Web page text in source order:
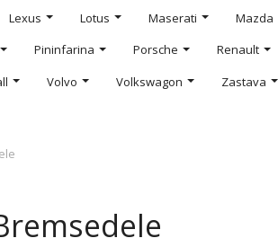
Lexus Lotus Maserati Mazda
Pininfarina Porsche Renault
Volvo Volkswagon Zastava